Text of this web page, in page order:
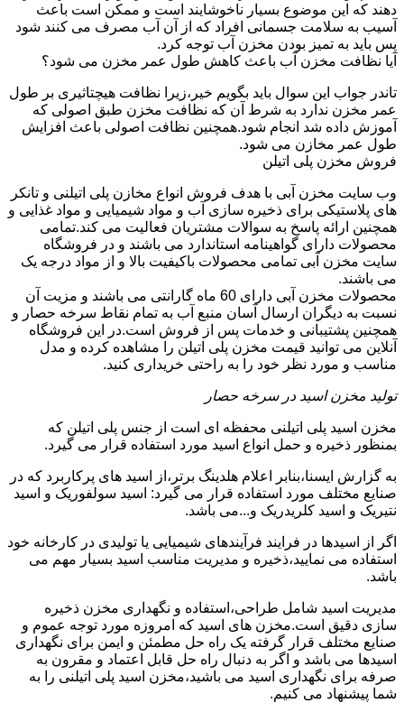
دهند که این موضوع بسیار ناخوشایند است و ممکن است باعث
آسیب به سلامت جسمانی افراد که از آن آب مصرف می کنند شود
پس باید به تمیز بودن مخزن آب توجه کرد.
آیا نظافت مخزن آب باعث کاهش طول عمر مخزن می شود؟
تاندر جواب این سوال باید بگویم خیر،زیرا نظافت هیچتاثیری بر طول
عمر مخزن ندارد به شرط آن که نظافت مخزن طبق اصولی که
آموزش داده شد انجام شود.همچنین نظافت اصولی باعث افزایش
طول عمر مخازن می شود.
فروش مخزن پلی اتیلن
وب سایت مخزن آبی با هدف فروش انواع مخازن پلی اتیلنی و تانکر
های پلاستیکی برای ذخیره سازی آب و مواد شیمیایی و مواد غذایی و
همچنین ارائه پاسخ به سوالات مشتریان فعالیت می کند.تمامی
محصولات دارای گواهینامه استاندارد می باشند و در فروشگاه
سایت مخزن آبی تمامی محصولات باکیفیت بالا و از مواد درجه یک
می باشند.
محصولات مخزن آبی دارای 60 ماه گارانتی می باشند و مزیت آن
نسبت به دیگران ارسال آسان منبع آب به تمام نقاط سرخه حصار و
همچنین پشتیبانی و خدمات پس از فروش است.در این فروشگاه
آنلاین می توانید قیمت مخزن پلی اتیلن را مشاهده کرده و مدل
مناسب و مورد نظر خود را به راحتی خریداری کنید.
تولید مخزن اسید در سرخه حصار
مخزن اسید پلی اتیلنی محفظه ای است از جنس پلی اتیلن که
بمنظور ذخیره و حمل انواع اسید مورد استفاده قرار می گیرد.
به گزارش ایسنا،بنابر اعلام هلدینگ برتر،از اسید های پرکاربرد که در
صنایع مختلف مورد استفاده قرار می گیرد: اسید سولفوریک و اسید
نتیریک و اسید کلریدریک و...می باشد.
اگر از اسیدها در فرایند فرآیندهای شیمیایی یا تولیدی در کارخانه خود
استفاده می نمایید،ذخیره و مدیریت مناسب اسید بسیار مهم می
باشد.
مدیریت اسید شامل طراحی،استفاده و نگهداری مخزن ذخیره
سازی دقیق است.مخزن های اسید که امروزه مورد توجه عموم و
صنایع مختلف قرار گرفته یک راه حل مطمئن و ایمن برای نگهداری
اسیدها می باشد و اگر به دنبال راه حل قابل اعتماد و مقرون به
صرفه برای نگهداری اسید می باشید،مخزن اسید پلی اتیلنی را به
شما پیشنهاد می کنیم.